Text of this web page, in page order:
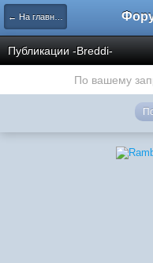
← На главную
Публикации -Breddi-
По вашему